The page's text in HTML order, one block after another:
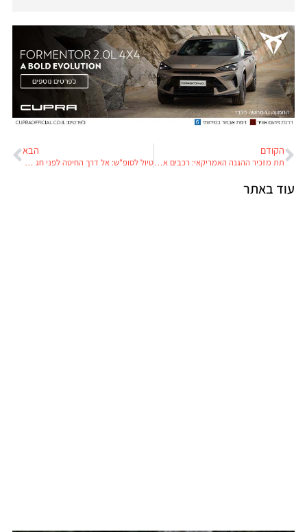
הקודם
תת מזכיר ההגנה האמריקאי: רכבים אוטונומיים יגיעו לשדה המערכה לפני שהם יגיעו לרחובות הערים
הבא
טיול לסופ"ש: אל דרך החיטה לפני חג הקציר
עוד באתר